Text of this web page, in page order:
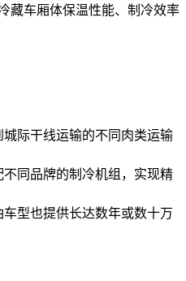
藏车厢体保温性能、制冷效率
际干线运输的不同肉类运输
同品牌的制冷机组，实现精
型也提供长达数年或数十万